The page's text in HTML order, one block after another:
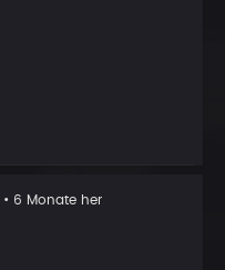
• 6 Monate her